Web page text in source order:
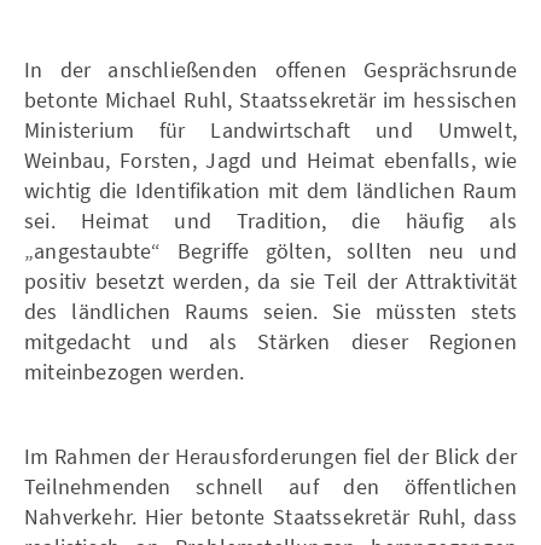
In der anschließenden offenen Gesprächsrunde
betonte Michael Ruhl, Staatssekretär im hessischen
Ministerium für Landwirtschaft und Umwelt,
Weinbau, Forsten, Jagd und Heimat ebenfalls, wie
wichtig die Identifikation mit dem ländlichen Raum
sei. Heimat und Tradition, die häufig als
„angestaubte“ Begriffe gölten, sollten neu und
positiv besetzt werden, da sie Teil der Attraktivität
des ländlichen Raums seien. Sie müssten stets
mitgedacht und als Stärken dieser Regionen
miteinbezogen werden.
Im Rahmen der Herausforderungen fiel der Blick der
Teilnehmenden schnell auf den öffentlichen
Nahverkehr. Hier betonte Staatssekretär Ruhl, dass